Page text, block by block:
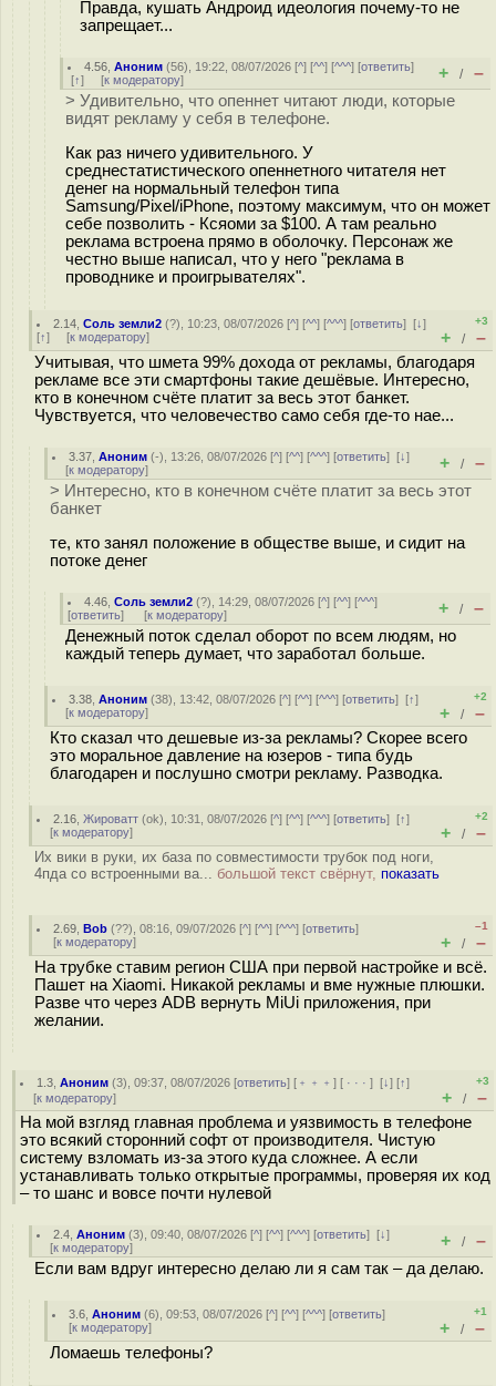
Правда, кушать Андроид идеология почему-то не
запрещает...
4.56 ,Аноним (56), 19:22, 08/07/2026 [^] [^^] [^^^] [ответить]
[↑] [к модератору] + / –
> Удивительно, что опеннет читают люди, которые
видят рекламу у себя в телефоне.
Как раз ничего удивительного. У
среднестатистического опеннетного читателя нет
денег на нормальный телефон типа
Samsung/Pixel/iPhone, поэтому максимум, что он может
себе позволить - Ксяоми за $100. А там реально
реклама встроена прямо в оболочку. Персонаж же
честно выше написал, что у него "реклама в
проводнике и проигрывателях".
2.14 ,Соль земли2 (?), 10:23, 08/07/2026 [^] [^^] [^^^] [ответить][↓]
[↑] [к модератору]
+3
+ / –
Учитывая, что шмета 99% дохода от рекламы, благодаря
рекламе все эти смартфоны такие дешёвые. Интересно,
кто в конечном счёте платит за весь этот банкет.
Чувствуется, что человечество само себя где-то нае...
3.37 ,Аноним (-), 13:26, 08/07/2026 [^] [^^] [^^^] [ответить][↓]
[к модератору] + / –
> Интересно, кто в конечном счёте платит за весь этот
банкет
те, кто занял положение в обществе выше, и сидит на
потоке денег
4.46 ,Соль земли2 (?), 14:29, 08/07/2026 [^] [^^] [^^^]
[ответить] [к модератору] + / –
Денежный поток сделал оборот по всем людям, но
каждый теперь думает, что заработал больше.
3.38 ,Аноним (38), 13:42, 08/07/2026 [^] [^^] [^^^] [ответить][↑]
[к модератору]
+2
+ / –
Кто сказал что дешевые из-за рекламы? Скорее всего
это моральное давление на юзеров - типа будь
благодарен и послушно смотри рекламу. Разводка.
2.16 ,Жироватт (ok), 10:31, 08/07/2026 [^] [^^] [^^^] [ответить][↑]
[к модератору]
+2
+ / –
Их вики в руки, их база по совместимости трубок под ноги,
4пда со встроенными ва... большой текст свёрнут, показать
2.69 ,Bob (??), 08:16, 09/07/2026 [^] [^^] [^^^] [ответить]
[к модератору]
–1
+ / –
На трубке ставим регион США при первой настройке и всё.
Пашет на Xiaomi. Никакой рекламы и вме нужные плюшки.
Разве что через ADB вернуть MiUi приложения, при
желании.
1.3 ,Аноним (3), 09:37, 08/07/2026 [ответить] [ ﹢﹢﹢] [ · · ·][↓] [↑]
[к модератору]
+3
+ / –
На мой взгляд главная проблема и уязвимость в телефоне
это всякий сторонний софт от производителя. Чистую
систему взломать из-за этого куда сложнее. А если
устанавливать только открытые программы, проверяя их код
– то шанс и вовсе почти нулевой
2.4 ,Аноним (3), 09:40, 08/07/2026 [^] [^^] [^^^] [ответить][↓]
[к модератору] + / –
Если вам вдруг интересно делаю ли я сам так – да делаю.
3.6 ,Аноним (6), 09:53, 08/07/2026 [^] [^^] [^^^] [ответить]
[к модератору]
+1
+ / –
Ломаешь телефоны?